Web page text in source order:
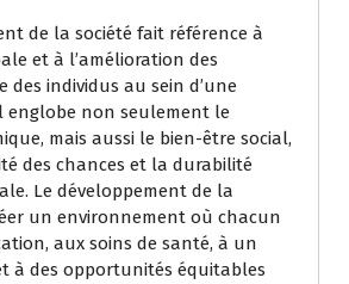
de la société fait référence à
et à l’amélioration des
des individus au sein d’une
englobe non seulement le
mais aussi le bien-être social,
des chances et la durabilité
Le développement de la
un environnement où chacun
aux soins de santé, à un
à des opportunités équitables